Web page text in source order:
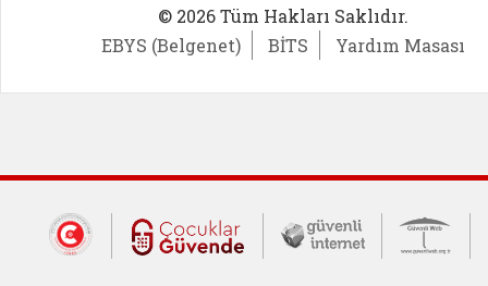
© 2026 Tüm Hakları Saklıdır.
EBYS (Belgenet)
BİTS Yardım Masası
Dış Bağlantılar
Cumhurbaşkanlığı İletişim Merkezi
Çocuklar Güvende (yeni
Güvenli